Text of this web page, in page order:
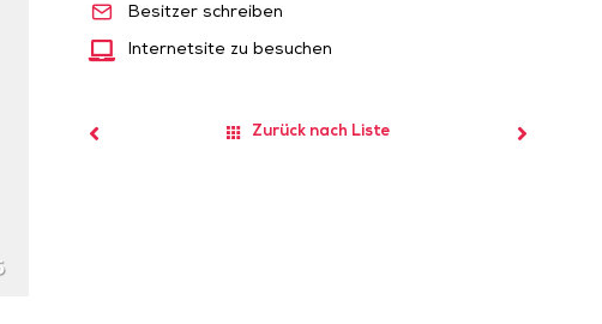
Besitzer schreiben
Internetsite zu besuchen
Zurück nach Liste